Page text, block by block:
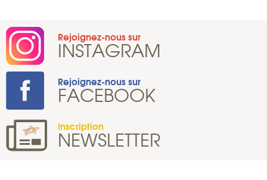
Rejoignez-nous sur
INSTAGRAM
Rejoignez-nous sur
FACEBOOK
Inscription
NEWSLETTER